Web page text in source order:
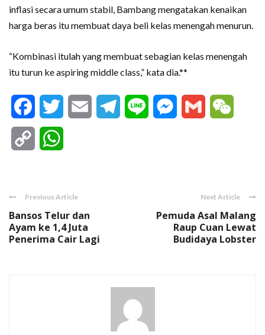
inflasi secara umum stabil, Bambang mengatakan kenaikan
harga beras itu membuat daya beli kelas menengah menurun.
“Kombinasi itulah yang membuat sebagian kelas menengah
itu turun ke aspiring middle class,” kata dia.**
FacebookTwitter Email Telegram
Line Messenger
Gmail
Copy
Previous Article
Bansos Telur dan
Ayam ke 1,4 Juta
Penerima Cair Lagi
Next Article
Pemuda Asal Malang
Raup Cuan Lewat
Budidaya Lobster